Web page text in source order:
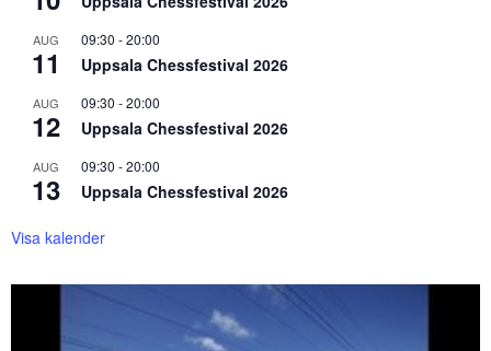
AUG
11
09:30 -20:00
Uppsala Chessfestival 2026
AUG
12
09:30 -20:00
Uppsala Chessfestival 2026
AUG
13
09:30 -20:00
Uppsala Chessfestival 2026
Visa kalender